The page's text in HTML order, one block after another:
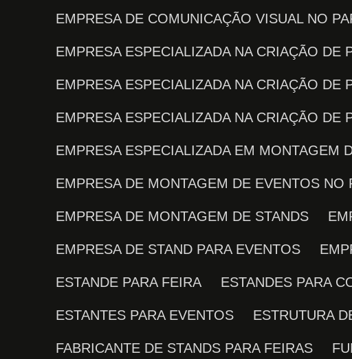
EMPRESA DE COMUNICAÇÃO VISUAL NO
EMPRESA ESPECIALIZADA NA CRIAÇÃO
EMPRESA ESPECIALIZADA NA CRIAÇÃO
EMPRESA ESPECIALIZADA NA CRIAÇÃO
EMPRESA ESPECIALIZADA EM MONTAGEM
EMPRESA DE MONTAGEM DE EVENTOS NO
EMPRESA DE MONTAGEM DE STANDS
EMPRESA DE STAND PARA EVENTOS
ESTANDE PARA FEIRA ESTANDES PARA
ESTANTES PARA EVENTOS ESTRUTURA
FABRICANTE DE STANDS PARA FEIRAS